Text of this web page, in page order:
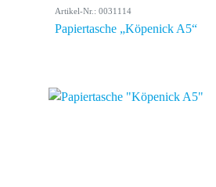
Artikel-Nr.: 0031114
Papiertasche „Köpenick A5“